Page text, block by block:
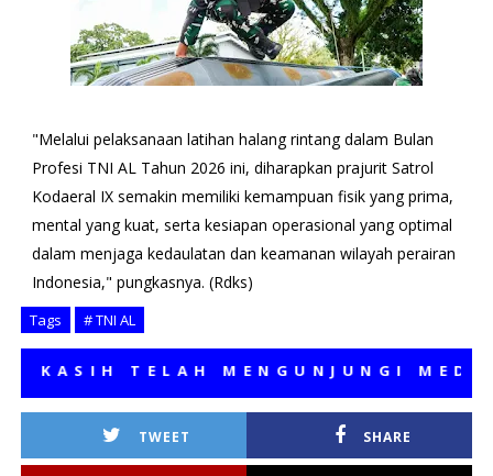
"Melalui pelaksanaan latihan halang rintang dalam Bulan
Profesi TNI AL Tahun 2026 ini, diharapkan prajurit Satrol
Kodaeral IX semakin memiliki kemampuan fisik yang prima,
mental yang kuat, serta kesiapan operasional yang optimal
dalam menjaga kedaulatan dan keamanan wilayah perairan
Indonesia," pungkasnya. (Rdks)
Tags # TNI AL
TELAH MENGUNJUNGI MEDIA
TWEET SHARE